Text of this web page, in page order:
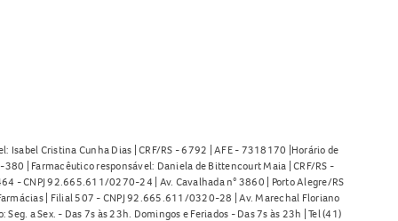
Cristina Cunha Dias | CRF/RS - 6792 | AFE - 7318170 |Horário de
| Farmacêutico responsável: Daniela de Bittencourt Maia | CRF/RS -
- CNPJ 92.665.611/0270-24 | Av. Cavalhada n° 3860 | Porto Alegre/RS
| Filial 507 - CNPJ 92.665.611/0320-28 | Av. Marechal Floriano
a Sex. - Das 7s às 23h. Domingos e Feriados - Das 7s às 23h | Tel (41)